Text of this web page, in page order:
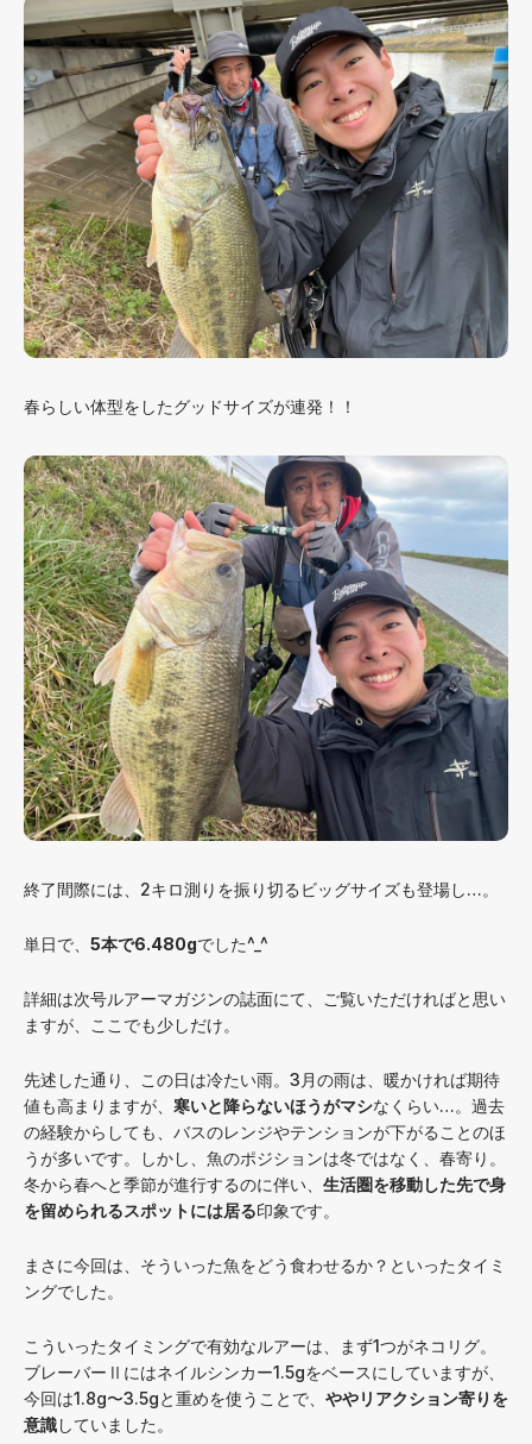
春らしい体型をしたグッドサイズが連発！！
終了間際には、2キロ測りを振り切るビッグサイズも登場し…。
単日で、 5本で6.480gでした^_^
詳細は次号ルアーマガジンの誌面にて、ご覧いただければと思い
ますが、ここでも少しだけ。
先述した通り、この日は冷たい雨。3月の雨は、暖かければ期待
値も高まりますが、 寒いと降らないほうがマシなくらい…。過去
の経験からしても、バスのレンジやテンションが下がることのほ
うが多いです。しかし、魚のポジションは冬ではなく、春寄り。
冬から春へと季節が進行するのに伴い、 生活圏を移動した先で身
を留められるスポットには居る印象です。
まさに今回は、そういった魚をどう食わせるか？といったタイミ
ングでした。
こういったタイミングで有効なルアーは、まず1つがネコリグ。
ブレーバーⅡにはネイルシンカー1.5gをベースにしていますが、
今回は1.8g〜3.5gと重めを使うことで、 ややリアクション寄りを
意識していました。